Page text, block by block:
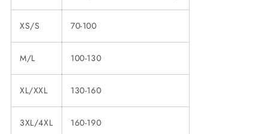
XS/S 70-100
M/L 100-130
XL/XXL 130-160
3XL/4XL 160-190